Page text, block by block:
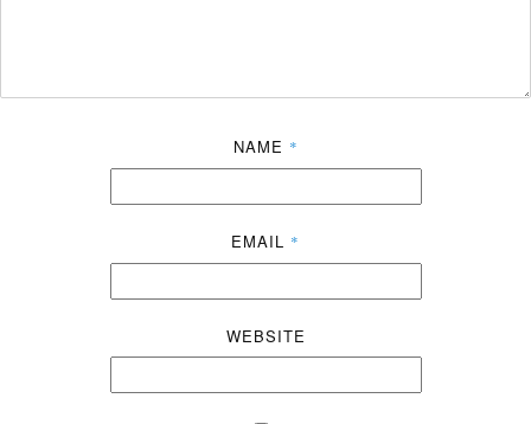
NAME *
EMAIL *
WEBSITE